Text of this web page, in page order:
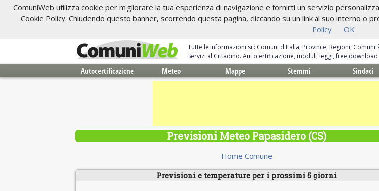
ComuniWeb utilizza cookie per migliorare la tua esperienza di navigazione e fornirti un servizio
Cookie Policy. Chiudendo questo banner, scorrendo questa pagina, cliccando su un link al suo interno o
Policy
OK
Tutte le informazioni su: Comuni d'Italia, Province, Regioni,
Servizi al Cittadino. Autocertificazione, moduli, leggi, free download
Autocertificazione Meteo Mappe Stemmi Sindaci
Previsioni Meteo Papasidero (CS)
Home Comune
Previsioni e temperature per i prossimi 5 giorni